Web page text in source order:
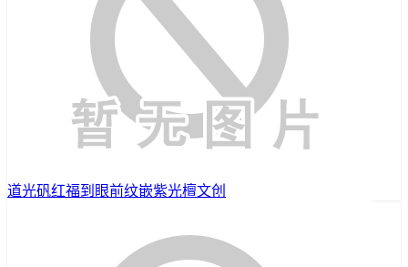
道光矾红福到眼前纹嵌紫光檀文创